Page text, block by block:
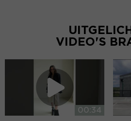
VIDEO'S
00:34